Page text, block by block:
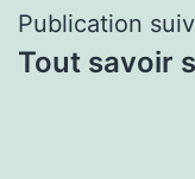
l’article
Publication
Tout savoir